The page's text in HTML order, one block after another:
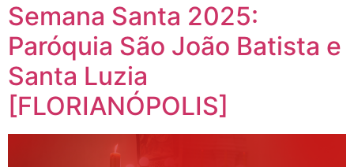
Semana Santa 2025:
Paróquia São João Batista e
Santa Luzia
[FLORIANÓPOLIS]